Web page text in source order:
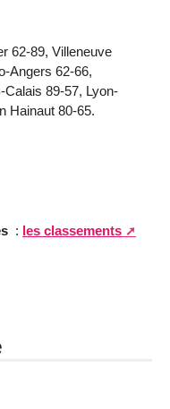
62-89, Villeneuve
Angers 62-66,
89-57, Lyon-
Hainaut 80-65.
: les classements